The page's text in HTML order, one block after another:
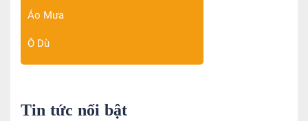
Áo Mưa
Ô Dù
Tin tức nổi bật